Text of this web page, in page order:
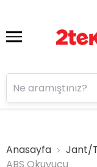
Anasayfa Jant/